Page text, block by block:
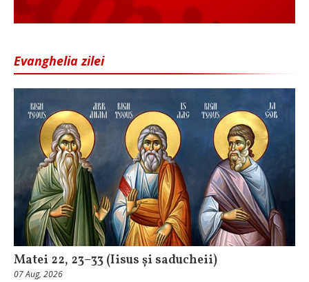
Evanghelia zilei
Matei 22, 23–33 (Iisus și saducheii)
07 Aug, 2026